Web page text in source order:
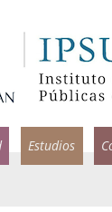
Estudios